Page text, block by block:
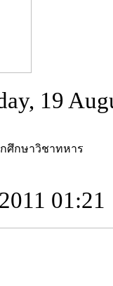
19
ศึกษาวิชาทหาร
01:21